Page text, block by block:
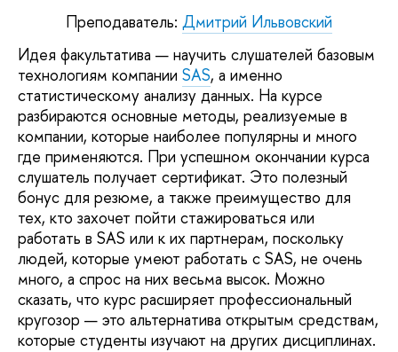
Преподаватель: Дмитрий Ильвовский
Идея факультатива — научить слушателей базовым
технологиям компании SAS, а именно
статистическому анализу данных. На курсе
разбираются основные методы, реализуемые в
компании, которые наиболее популярны и много
где применяются. При успешном окончании курса
слушатель получает сертификат. Это полезный
бонус для резюме, а также преимущество для
тех, кто захочет пойти стажироваться или
работать в SAS или к их партнерам, поскольку
людей, которые умеют работать с SAS, не очень
много, а спрос на них весьма высок. Можно
сказать, что курс расширяет профессиональный
кругозор — это альтернатива открытым средствам,
которые студенты изучают на других дисциплинах.